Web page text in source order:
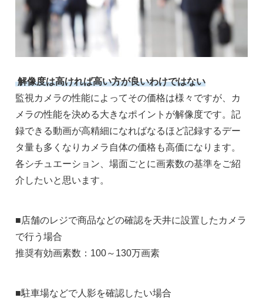
解像度は高ければ高い方が良いわけではない
監視カメラの性能によってその価格は様々ですが、カ
メラの性能を決める大きなポイントが解像度です。記
録できる動画が高精細になればなるほど記録するデー
タ量も多くなりカメラ自体の価格も高価になります。
各シチュエーション、場面ごとに画素数の基準をご紹
介したいと思います。
■店舗のレジで商品などの確認を天井に設置したカメラ
で行う場合
推奨有効画素数：100～130万画素
■駐車場などで人影を確認したい場合